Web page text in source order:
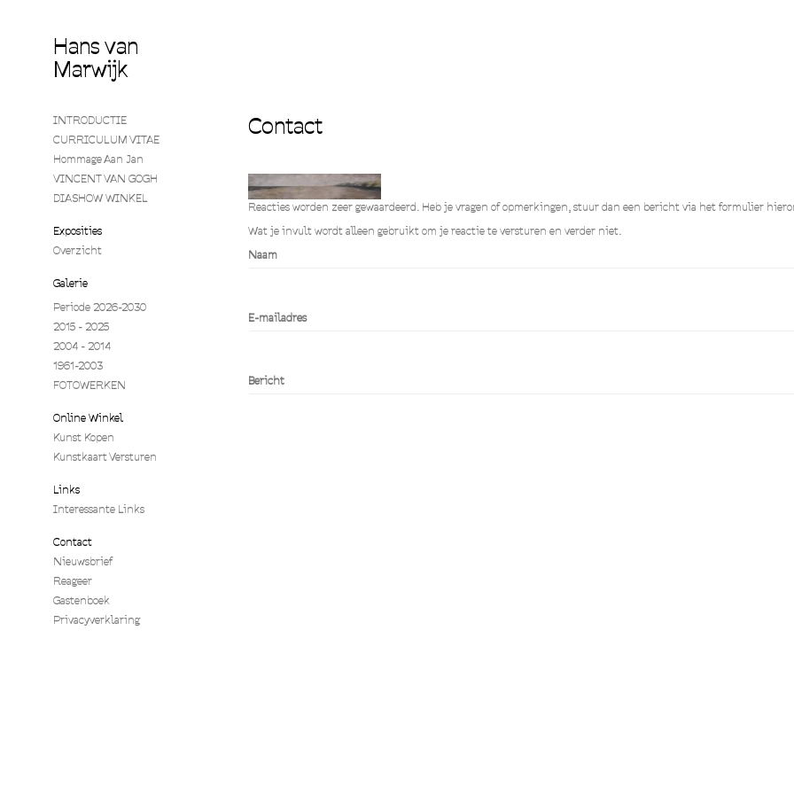
Contact
Reacties worden zeer gewaardeerd. Heb je vragen of opmerkingen, stuur dan een bericht via het formulier
Wat je invult wordt alleen gebruikt om je reactie te versturen en verder niet.
Naam
E-mailadres
Bericht
Hans van
Marwijk
INTRODUCTIE
CURRICULUM VITAE
Hommage Aan Jan
VINCENT VAN GOGH
DIASHOW WINKEL
Exposities
Overzicht
Galerie
Periode 2026-2030
2015 - 2025
2004 - 2014
1961-2003
FOTOWERKEN
Online Winkel
Kunst Kopen
Kunstkaart Versturen
Links
Interessante Links
Contact
Nieuwsbrief
Reageer
Gastenboek
Privacyverklaring